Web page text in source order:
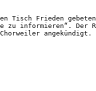
Tisch Frieden
zu informieren“. Der
angekündigt.